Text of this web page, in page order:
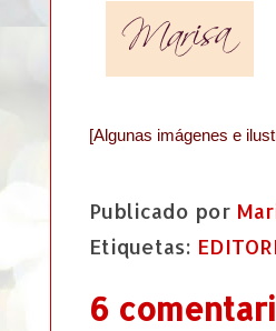
[Algunas imágenes e
Publicado por
Etiquetas:
6